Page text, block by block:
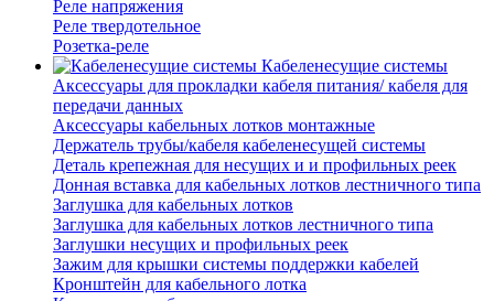
Реле напряжения
Реле твердотельное
Розетка-реле
Кабеленесущие системы
Аксессуары для прокладки кабеля питания/ кабеля для
передачи данных
Аксессуары кабельных лотков монтажные
Держатель трубы/кабеля кабеленесущей системы
Деталь крепежная для несущих и и профильных реек
Донная вставка для кабельных лотков лестничного типа
Заглушка для кабельных лотков
Заглушка для кабельных лотков лестничного типа
Заглушки несущих и профильных реек
Зажим для крышки системы поддержки кабелей
Кронштейн для кабельного лотка